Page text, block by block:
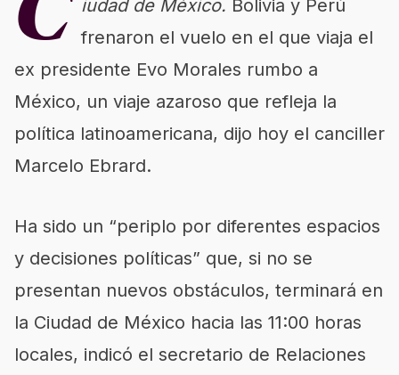
C iudad de México. Bolivia y Perú
frenaron el vuelo en el que viaja el
ex presidente Evo Morales rumbo a
México, un viaje azaroso que refleja la
política latinoamericana, dijo hoy el canciller
Marcelo Ebrard.
Ha sido un “periplo por diferentes espacios
y decisiones políticas” que, si no se
presentan nuevos obstáculos, terminará en
la Ciudad de México hacia las 11:00 horas
locales, indicó el secretario de Relaciones